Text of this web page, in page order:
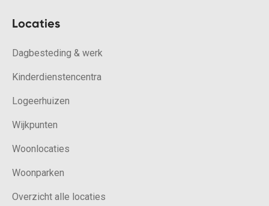
Locaties
Dagbesteding & werk
Kinderdienstencentra
Logeerhuizen
Wijkpunten
Woonlocaties
Woonparken
Overzicht alle locaties